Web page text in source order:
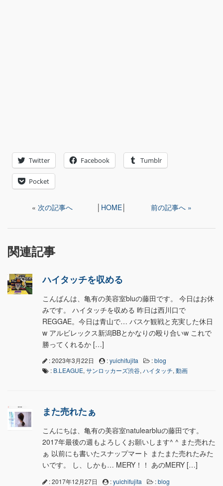
Twitter Facebook Tumblr
Pocket
« 次の記事へ │ HOME│ 前の記事へ »
関連記事
ハイタッチを収める
こんばんは、亀有の美容室bluの藤田です。 今日はお休
みです。 ハイタッチを収める 昨日は西川口で
REGGAE。今日は青山で… バスケ観戦と充実した休日
w アルビレックス新潟BBとかなりの殴り合いw これで
勝ってくれるか […]
: 2023年3月22日 :yuichifujita :blog
: B.LEAGUE, サンロッカーズ渋谷, ハイタッチ, 動画
また売れたぁ
こんにちは、亀有の美容室natulearbluの藤田です。
2017年最後の週もよろしくお願いします^ ^ また売れた
ぁ 以前にも書いたスナップマート またまた売れたみた
いです。 し、しかも… MERY！！ あのMERY […]
: 2017年12月27日 :yuichifujita :blog